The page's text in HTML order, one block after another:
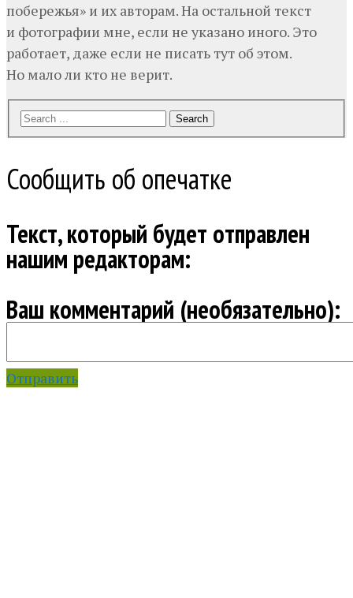
побережья» и их авторам. На остальной текст
и фотографии мне, если не указано иного. Это
работает, даже если не писать тут об этом.
Но мало ли кто не верит.
Search
Сообщить об опечатке
Текст, который будет отправлен
нашим редакторам:
Ваш комментарий (необязательно):
Отправить